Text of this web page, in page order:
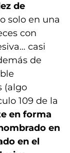
de
solo en una
con
casi
de
(algo
109 de la
en forma
en
en el